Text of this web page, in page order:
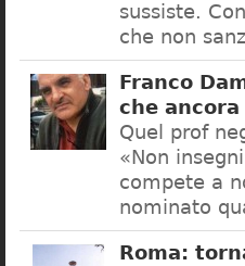
sussiste.
che non
Franco
che
Quel prof
«Non
compete a
nominato
Roma: